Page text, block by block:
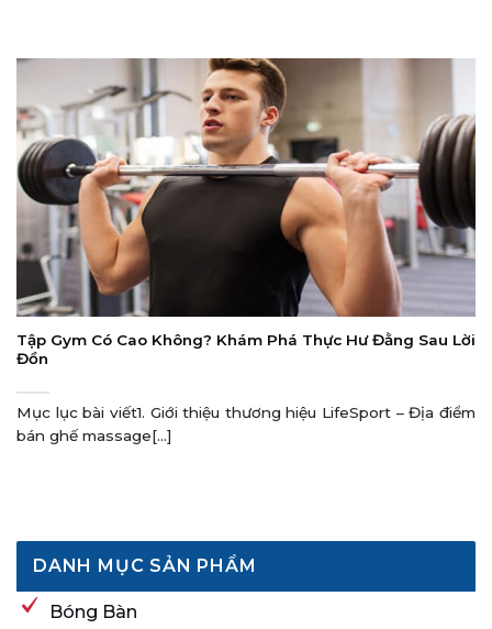
Tập Gym Có Cao Không? Khám Phá Thực Hư Đằng Sau Lời
Đồn
Mục lục bài viết1. Giới thiệu thương hiệu LifeSport – Địa điểm
bán ghế massage[...]
DANH MỤC SẢN PHẨM
Bóng Bàn